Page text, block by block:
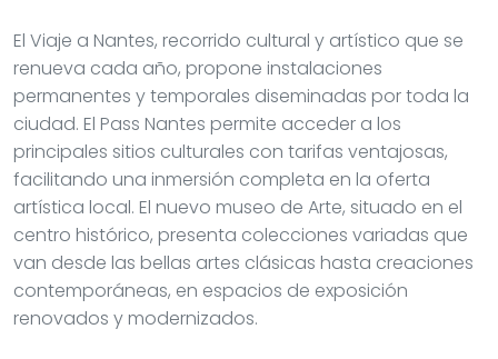
El Viaje a Nantes, recorrido cultural y artístico que se
renueva cada año, propone instalaciones
permanentes y temporales diseminadas por toda la
ciudad. El Pass Nantes permite acceder a los
principales sitios culturales con tarifas ventajosas,
facilitando una inmersión completa en la oferta
artística local. El nuevo museo de Arte, situado en el
centro histórico, presenta colecciones variadas que
van desde las bellas artes clásicas hasta creaciones
contemporáneas, en espacios de exposición
renovados y modernizados.